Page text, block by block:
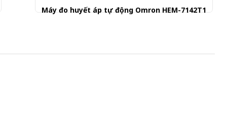
Máy đo huyết áp tự động Omron HEM-7142T1